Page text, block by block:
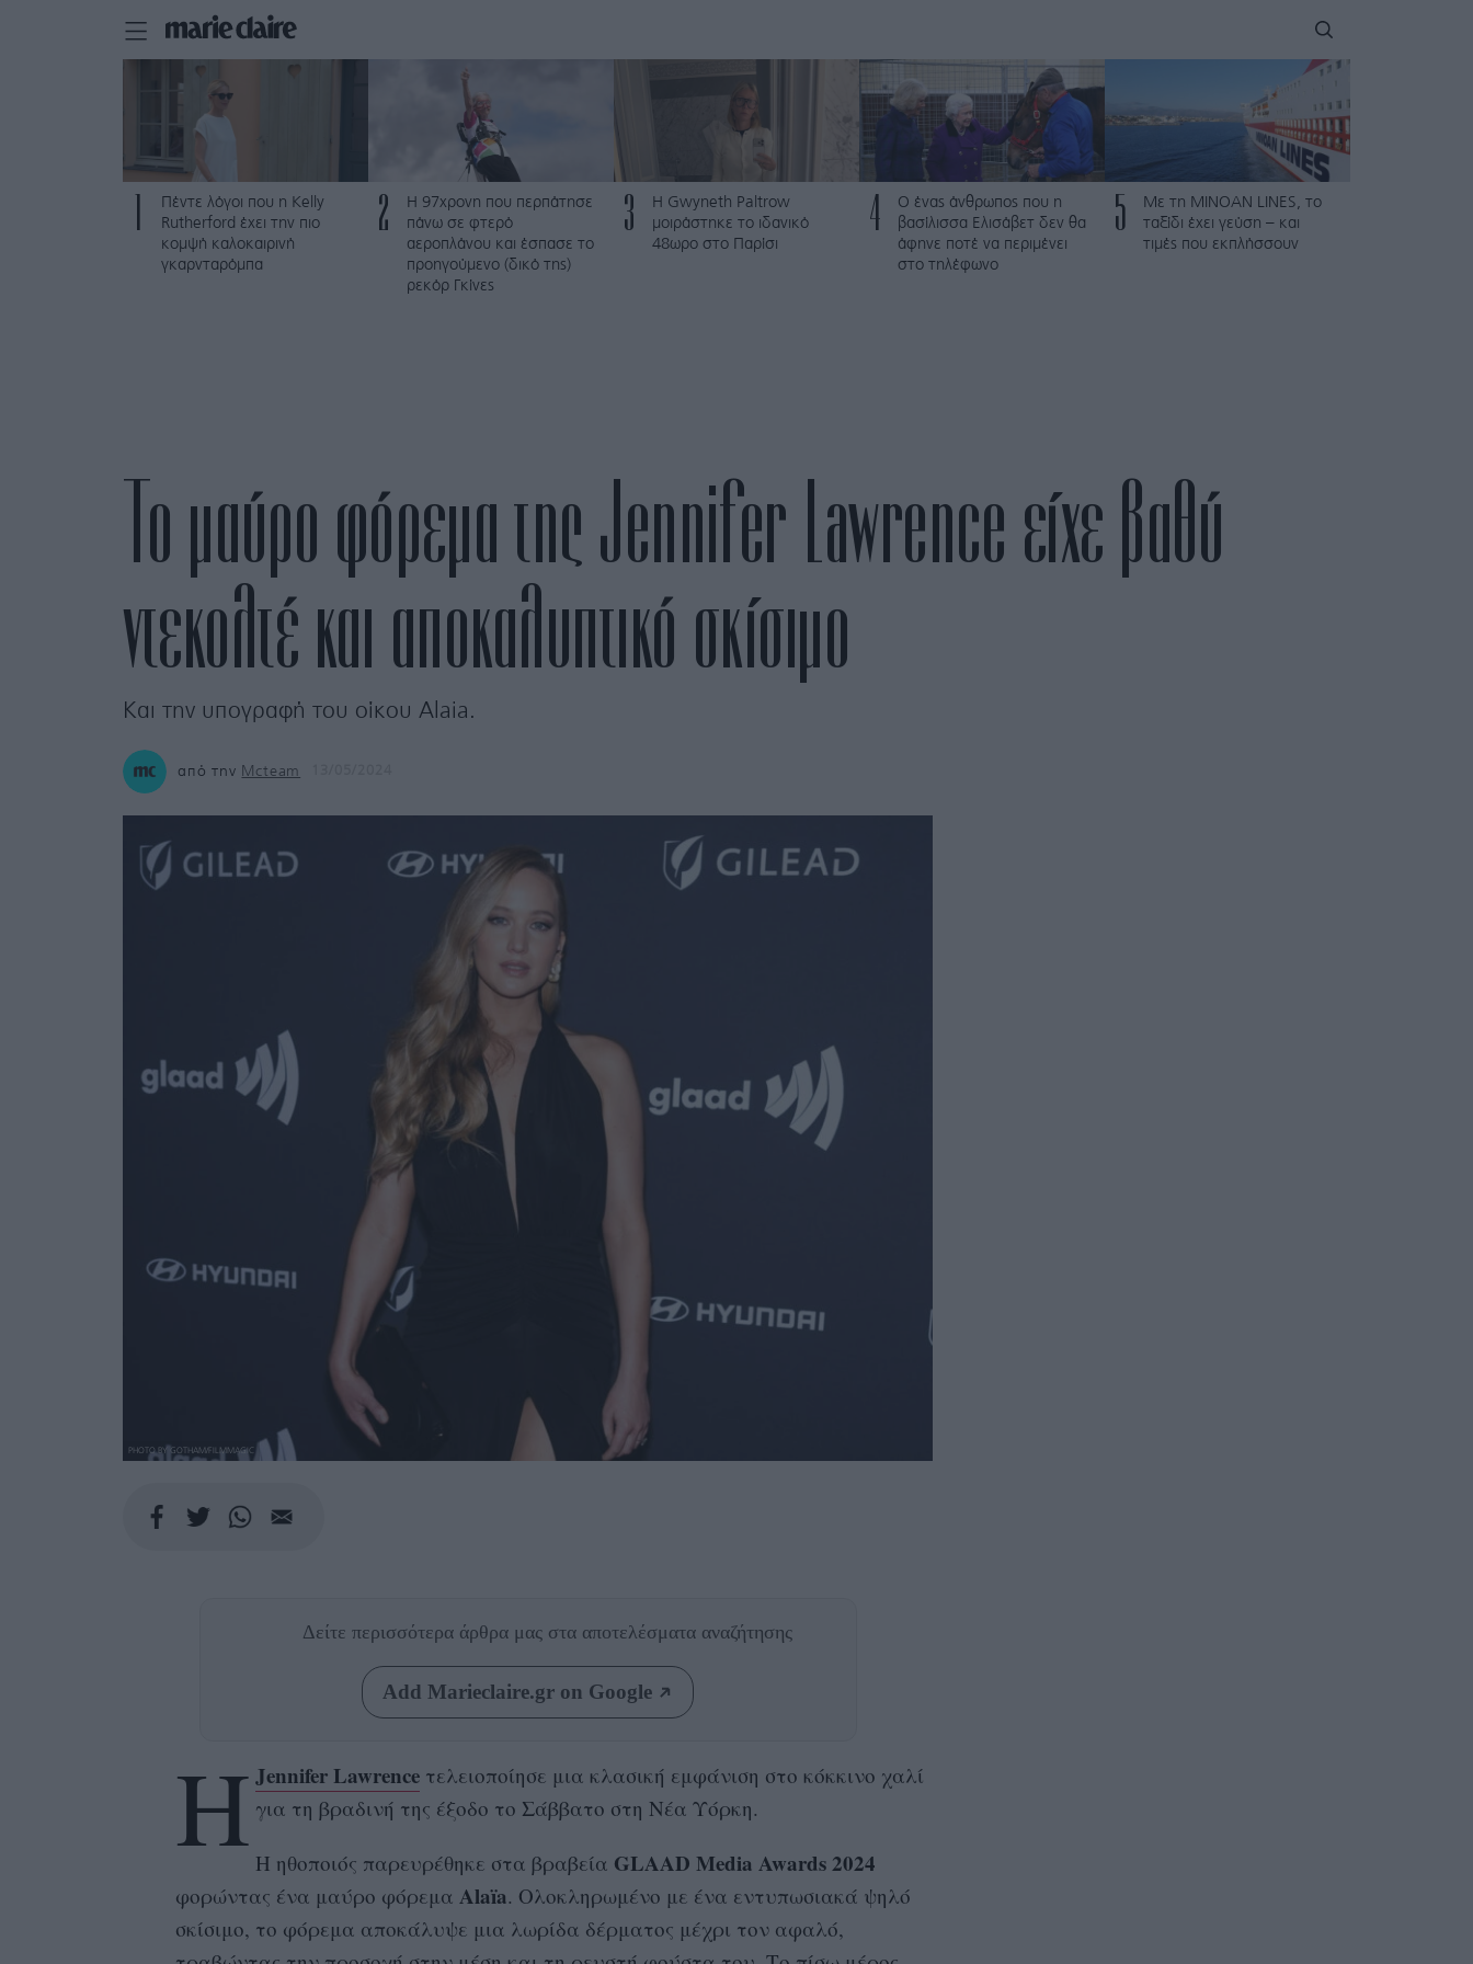
Πέντε λόγοι που η Kelly
Rutherford έχει την πιο
κομψή καλοκαιρινή
γκαρνταρόμπα
2
Η 97χρονη που περπάτησε
πάνω σε φτερό
αεροπλάνου και έσπασε το
προηγούμενο (δικό της)
ρεκόρ Γκίνες
3
Η Gwyneth Paltrow
μοιράστηκε το ιδανικό
48ωρο στο Παρίσι
4
Ο ένας άνθρωπος που η
βασίλισσα Ελισάβετ δεν θα
άφηνε ποτέ να περιμένει
στο τηλέφωνο
5
Με τη MINOAN LINES, το
ταξίδι έχει γεύση – και
τιμές που εκπλήσσουν
To μαύρο φόρεμα της Jennifer Lawrence είχε βαθύ
ντεκολτέ και αποκαλυπτικό σκίσιμο
Και την υπογραφή του οίκου Alaia.
από την Mcteam
PHOTO BY GOTHAM/FILMMAGIC
Δείτε περισσότερα άρθρα μας στα αποτελέσματα αναζήτησης
Add Marieclaire.gr on Google
Η Jennifer Lawrence τελειοποίησε μια κλασική εμφάνιση στο κόκκινο χαλί
για τη βραδινή της έξοδο το Σάββατο στη Νέα Υόρκη.
Η ηθοποιός παρευρέθηκε στα βραβεία GLAAD Media Awards 2024
φορώντας ένα μαύρο φόρεμα Alaïa. Ολοκληρωμένο με ένα εντυπωσιακά ψηλό
σκίσιμο, το φόρεμα αποκάλυψε μια λωρίδα δέρματος μέχρι τον αφαλό,